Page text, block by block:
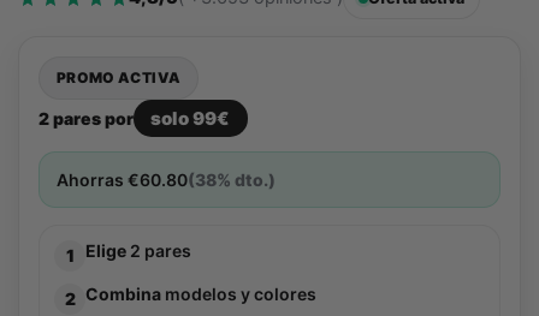
PROMO ACTIVA
2 pares por solo 99€
Ahorras €60.80(38% dto.)
1 Elige 2 pares
2 Combina modelos y colores